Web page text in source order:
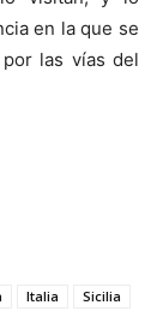
en la que se
las vías del
Italia Sicilia